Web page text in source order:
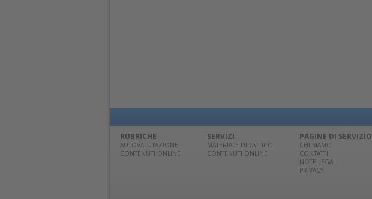
RUBRICHE
AUTOVALUTAZIONE
CONTENUTI ONLINE
SERVIZI
MATERIALE DIDATTICO
CONTENUTI ONLINE
PAGINE DI SERVIZIO
CHI SIAMO
CONTATTI
NOTE LEGALI
PRIVACY